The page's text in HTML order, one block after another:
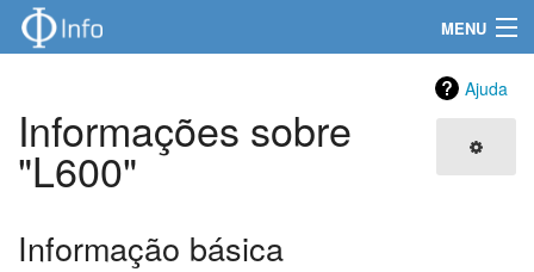
MENU
Produtos
Informações técnicas
Certificados e Manuais
Ajuda
Informações sobre
"L600"
Informação básica